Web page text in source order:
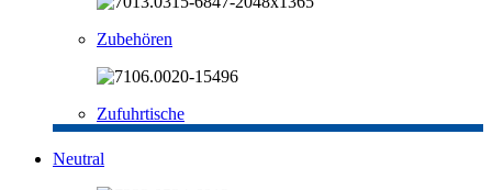
Zubehören
Zufuhrtische
Neutral